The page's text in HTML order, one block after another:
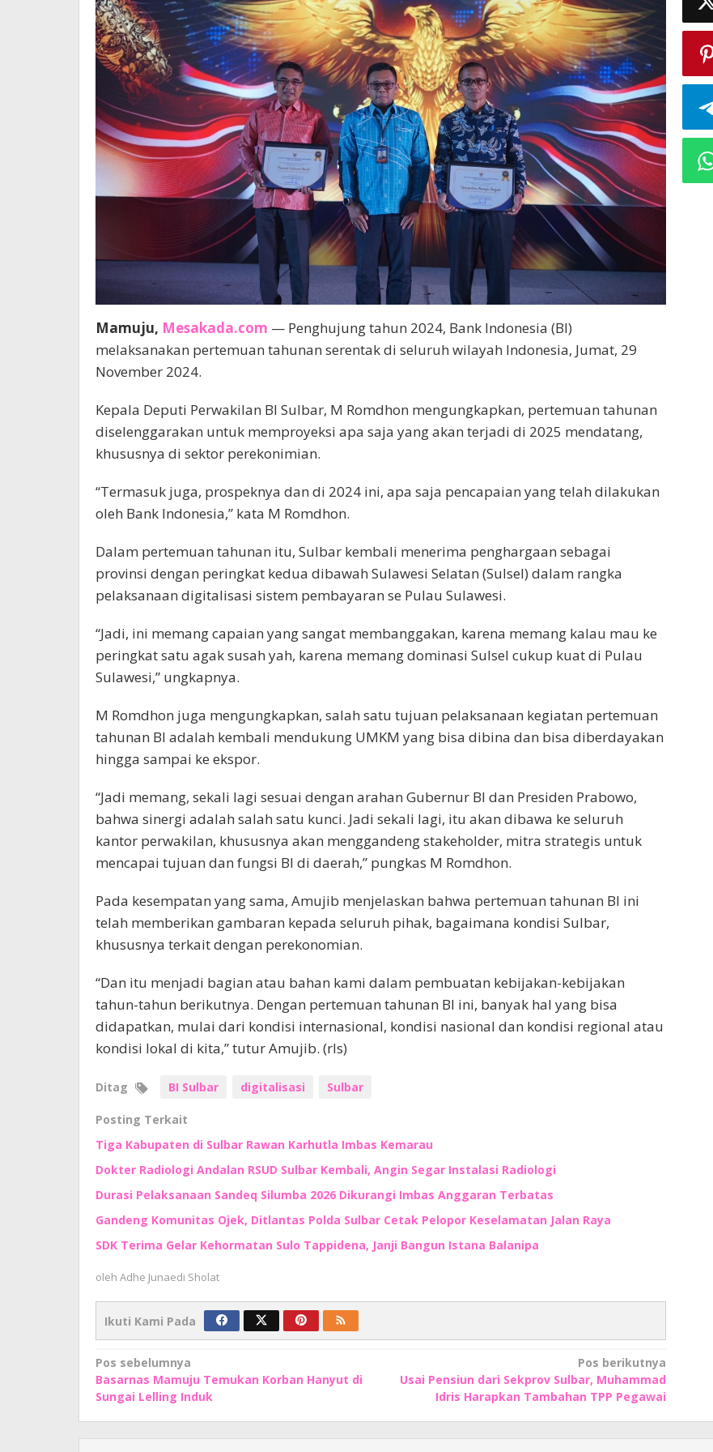
Mamuju, Mesakada.com — Penghujung tahun 2024, Bank Indonesia (BI)
melaksanakan pertemuan tahunan serentak di seluruh wilayah Indonesia, Jumat, 29
November 2024.
Kepala Deputi Perwakilan BI Sulbar, M Romdhon mengungkapkan, pertemuan tahunan
diselenggarakan untuk memproyeksi apa saja yang akan terjadi di 2025 mendatang,
khususnya di sektor perekonimian.
“Termasuk juga, prospeknya dan di 2024 ini, apa saja pencapaian yang telah dilakukan
oleh Bank Indonesia,” kata M Romdhon.
Dalam pertemuan tahunan itu, Sulbar kembali menerima penghargaan sebagai
provinsi dengan peringkat kedua dibawah Sulawesi Selatan (Sulsel) dalam rangka
pelaksanaan digitalisasi sistem pembayaran se Pulau Sulawesi.
“Jadi, ini memang capaian yang sangat membanggakan, karena memang kalau mau ke
peringkat satu agak susah yah, karena memang dominasi Sulsel cukup kuat di Pulau
Sulawesi,” ungkapnya.
M Romdhon juga mengungkapkan, salah satu tujuan pelaksanaan kegiatan pertemuan
tahunan BI adalah kembali mendukung UMKM yang bisa dibina dan bisa diberdayakan
hingga sampai ke ekspor.
“Jadi memang, sekali lagi sesuai dengan arahan Gubernur BI dan Presiden Prabowo,
bahwa sinergi adalah salah satu kunci. Jadi sekali lagi, itu akan dibawa ke seluruh
kantor perwakilan, khususnya akan menggandeng stakeholder, mitra strategis untuk
mencapai tujuan dan fungsi BI di daerah,” pungkas M Romdhon.
Pada kesempatan yang sama, Amujib menjelaskan bahwa pertemuan tahunan BI ini
telah memberikan gambaran kepada seluruh pihak, bagaimana kondisi Sulbar,
khususnya terkait dengan perekonomian.
“Dan itu menjadi bagian atau bahan kami dalam pembuatan kebijakan-kebijakan
tahun-tahun berikutnya. Dengan pertemuan tahunan BI ini, banyak hal yang bisa
didapatkan, mulai dari kondisi internasional, kondisi nasional dan kondisi regional atau
kondisi lokal di kita,” tutur Amujib. (rls)
Ditag BI Sulbar digitalisasi Sulbar
Posting Terkait
Tiga Kabupaten di Sulbar Rawan Karhutla Imbas Kemarau
Dokter Radiologi Andalan RSUD Sulbar Kembali, Angin Segar Instalasi Radiologi
Durasi Pelaksanaan Sandeq Silumba 2026 Dikurangi Imbas Anggaran Terbatas
Gandeng Komunitas Ojek, Ditlantas Polda Sulbar Cetak Pelopor Keselamatan Jalan Raya
SDK Terima Gelar Kehormatan Sulo Tappidena, Janji Bangun Istana Balanipa
oleh Adhe Junaedi Sholat
Ikuti Kami Pada
Navigasi
pos
Pos sebelumnya
Basarnas Mamuju Temukan Korban Hanyut di
Sungai Lelling Induk
Pos berikutnya
Usai Pensiun dari Sekprov Sulbar, Muhammad
Idris Harapkan Tambahan TPP Pegawai